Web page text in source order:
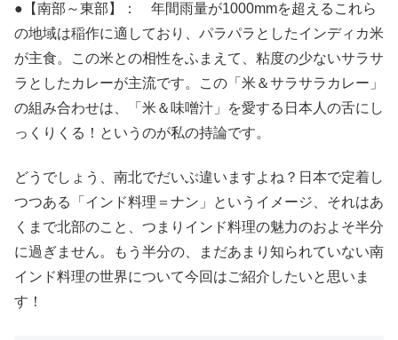
●【南部～東部】： 年間雨量が1000mmを超えるこれら
の地域は稲作に適しており、パラパラとしたインディカ米
が主食。この米との相性をふまえて、粘度の少ないサラサ
ラとしたカレーが主流です。この「米＆サラサラカレー」
の組み合わせは、「米＆味噌汁」を愛する日本人の舌にし
っくりくる！というのが私の持論です。
どうでしょう、南北でだいぶ違いますよね？日本で定着し
つつある「インド料理＝ナン」というイメージ、それはあ
くまで北部のこと、つまりインド料理の魅力のおよそ半分
に過ぎません。もう半分の、まだあまり知られていない南
インド料理の世界について今回はご紹介したいと思いま
す！